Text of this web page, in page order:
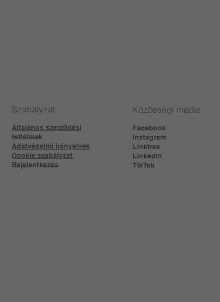
Szabályzat
Általános szerződési
feltételek
Adatvédelmi irányelvek
Cookie szabályzat
Bejelentkezés
Közösségi média
Facebook
Instagram
Linktree​
LinkedIn
TikTok